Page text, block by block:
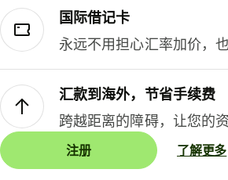
国际借记卡
永远不用担心汇率加价，
汇款到海外，节省手续费
跨越距离的障碍，让您的
注册 了解更多